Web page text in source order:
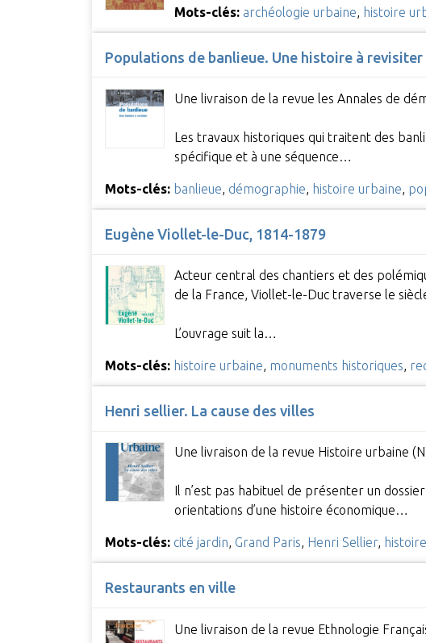
Mots-clés: archéologie urbaine histoire
Populations de banlieue. Une histoire à revisiter
Une livraison de la revue les Annales de
Les travaux historiques qui traitent des
spécifique et à une séquence…
Mots-clés: banlieue, démographie, histoire urbaine,
Eugène Viollet-le-Duc, 1814-1879
Acteur central des chantiers et des
de la France, Viollet-le-Duc traverse le
L’ouvrage suit la…
Mots-clés: histoire urbaine, monuments historiques,
Henri sellier. La cause des villes
Une livraison de la revue Histoire urbaine
Il n’est pas habituel de présenter un
orientations d’une histoire économique…
Mots-clés: cité jardin, Grand Paris, Henri Sellier,
Restaurants en ville
Une livraison de la revue Ethnologie